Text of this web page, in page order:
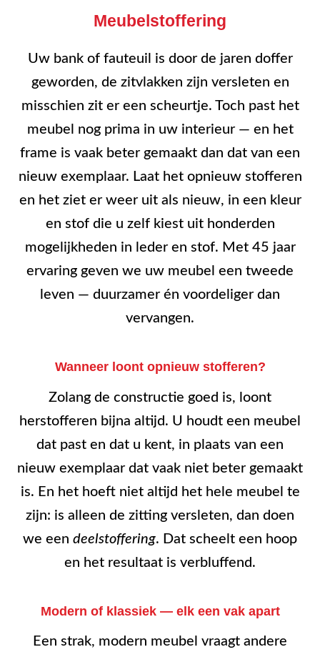
Meubelstoffering
Uw bank of fauteuil is door de jaren doffer
geworden, de zitvlakken zijn versleten en
misschien zit er een scheurtje. Toch past het
meubel nog prima in uw interieur — en het
frame is vaak beter gemaakt dan dat van een
nieuw exemplaar. Laat het opnieuw stofferen
en het ziet er weer uit als nieuw, in een kleur
en stof die u zelf kiest uit honderden
mogelijkheden in leder en stof. Met 45 jaar
ervaring geven we uw meubel een tweede
leven — duurzamer én voordeliger dan
vervangen.
Wanneer loont opnieuw stofferen?
Zolang de constructie goed is, loont
herstofferen bijna altijd. U houdt een meubel
dat past en dat u kent, in plaats van een
nieuw exemplaar dat vaak niet beter gemaakt
is. En het hoeft niet altijd het hele meubel te
zijn: is alleen de zitting versleten, dan doen
we een deelstoffering. Dat scheelt een hoop
en het resultaat is verbluffend.
Modern of klassiek — elk een vak apart
Een strak, modern meubel vraagt andere